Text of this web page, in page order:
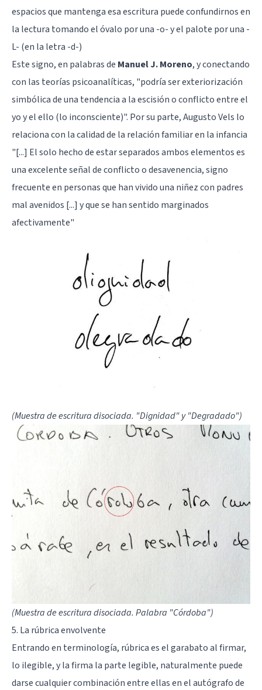
espacios que mantenga esa escritura puede confundirnos en
la lectura tomando el óvalo por una -o- y el palote por una -
L- (en la letra -d-)
Este signo, en palabras de Manuel J. Moreno, y conectando
con las teorías psicoanalíticas, "podría ser exteriorización
simbólica de una tendencia a la escisión o conflicto entre el
yo y el ello (lo inconsciente)". Por su parte, Augusto Vels lo
relaciona con la calidad de la relación familiar en la infancia
"[...] El solo hecho de estar separados ambos elementos es
una excelente señal de conflicto o desavenencia, signo
frecuente en personas que han vivido una niñez con padres
mal avenidos [...] y que se han sentido marginados
afectivamente"
(Muestra de escritura disociada. "Dignidad" y "Degradado")
(Muestra de escritura disociada. Palabra "Córdoba")
5. La rúbrica envolvente
Entrando en terminología, rúbrica es el garabato al firmar,
lo ilegible, y la firma la parte legible, naturalmente puede
darse cualquier combinación entre ellas en el autógrafo de